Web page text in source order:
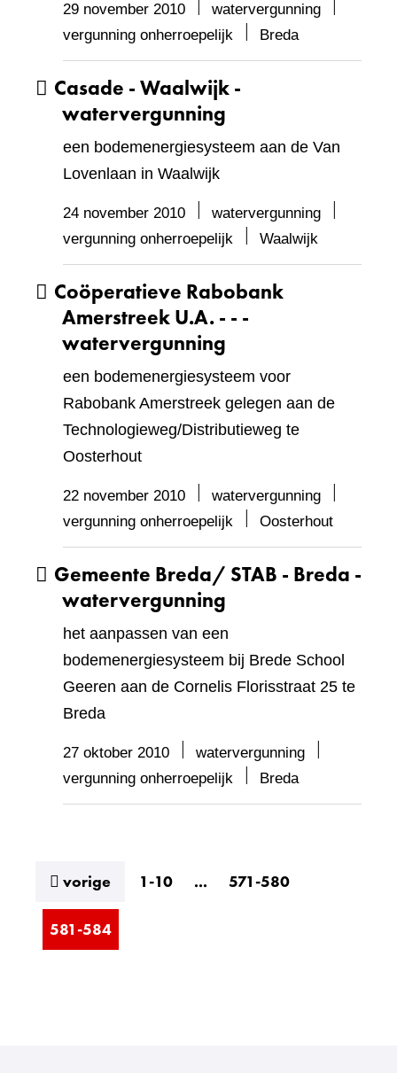
29 november 2010
watervergunning
vergunning onherroepelijk
Breda
Casade - Waalwijk -
watervergunning
een bodemenergiesysteem aan de Van
Lovenlaan in Waalwijk
24 november 2010
watervergunning
vergunning onherroepelijk
Waalwijk
Coöperatieve Rabobank
Amerstreek U.A. - - -
watervergunning
een bodemenergiesysteem voor
Rabobank Amerstreek gelegen aan de
Technologieweg/Distributieweg te
Oosterhout
22 november 2010
watervergunning
vergunning onherroepelijk
Oosterhout
Gemeente Breda/ STAB - Breda -
watervergunning
het aanpassen van een
bodemenergiesysteem bij Brede School
Geeren aan de Cornelis Florisstraat 25 te
Breda
27 oktober 2010
watervergunning
vergunning onherroepelijk
Breda
vorigeresultaten
1-10 ... 571-580
581-584